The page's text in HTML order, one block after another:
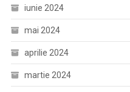
iunie 2024
mai 2024
aprilie 2024
martie 2024